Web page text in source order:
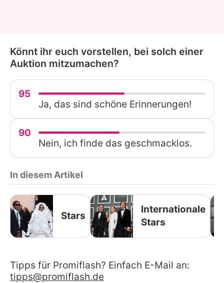
Könnt ihr euch vorstellen, bei solch einer
Auktion mitzumachen?
95
Ja, das sind schöne Erinnerungen!
90
Nein, ich finde das geschmacklos.
In diesem Artikel
Stars
Internationale
Stars
Tipps für Promiflash? Einfach E-Mail an:
tipps@promiflash.de